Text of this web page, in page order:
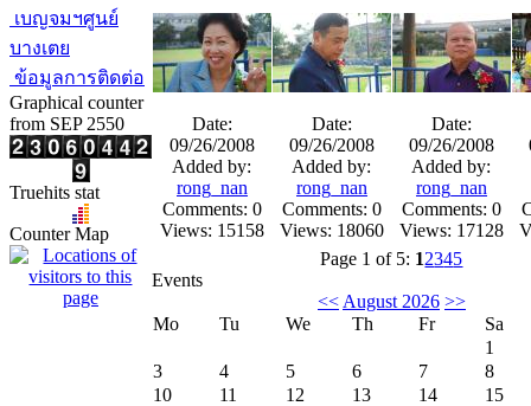
เบญจมฯศูนย์
บางเตย
ข้อมูลการติดต่อ
Graphical counter
from SEP 2550
Truehits stat
Counter Map
Date:
09/26/2008
Added by:
rong_nan
Comments: 0
Views: 15158
Date:
09/26/2008
Added by:
rong_nan
Comments: 0
Views: 18060
Date:
09/26/2008
Added by:
rong_nan
Comments: 0
Views: 17128
Page 1 of 5: 12345
Events
<< August 2026 >>
Mo
Tu We Th Fr
Sa
1
3
4 5 6 7
8
10
11 12 13 14
15